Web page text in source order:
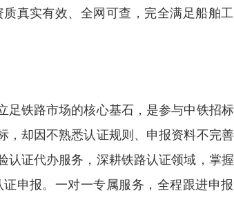
真实有效、全网可查，完全满足船舶
铁路市场的核心基石，是参与中铁招
，却因不熟悉认证规则、申报资料不完
证代办服务，深耕铁路认证领域，掌
申报。一对一专属服务，全程跟进申